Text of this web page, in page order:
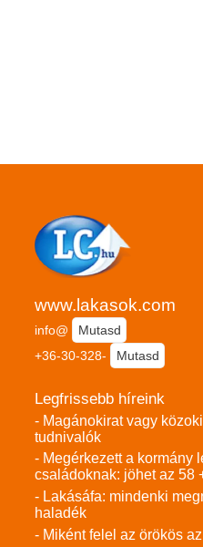
www.lakasok.com
info@
Mutasd
+36-30-328-
Mutasd
Legfrissebb híreink
- Magánokirat vagy
tudnivalók
- Megérkezett a kormány
családoknak: jöhet az 58
- Lakásáfa: mindenki
haladék
- Miként felel az örökös